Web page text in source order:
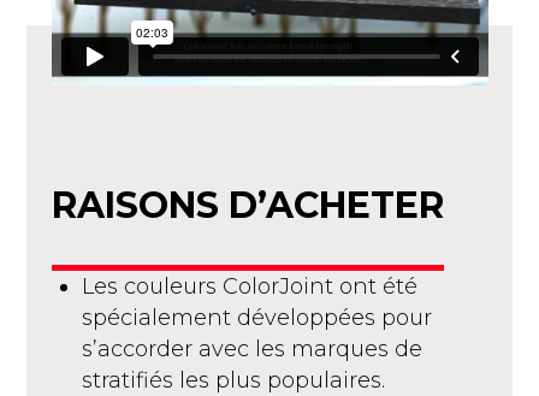
RAISONS D’ACHETER
Les couleurs ColorJoint ont été
spécialement développées pour
s’accorder avec les marques de
stratifiés les plus populaires.